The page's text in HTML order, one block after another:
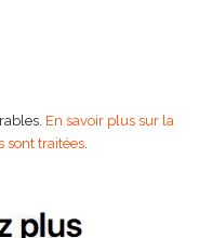
En savoir plus sur la
sont traitées.